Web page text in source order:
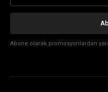
Abone olarak promosyonlardan